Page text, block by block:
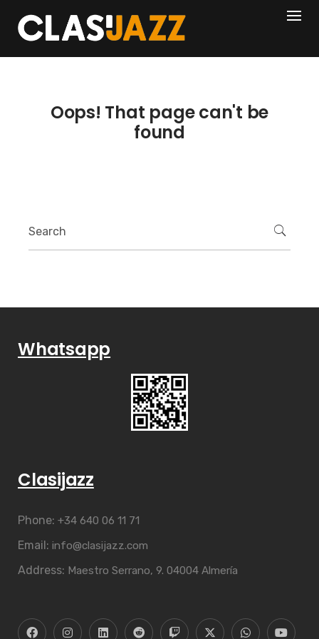
content
404
Oops! That page can't be
found
Whatsapp
Clasijazz
Phone: +34 640 06 11 71
Email: info@clasijazz.com
Address: Maestro Serrano, 9. 04004 Almería